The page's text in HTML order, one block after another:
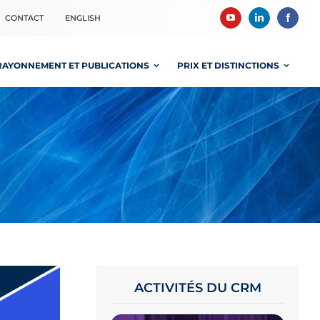
CONTACT ENGLISH
ET PUBLICATIONS PRIX ET DISTINCTIONS
ACTIVITÉS DU CRM